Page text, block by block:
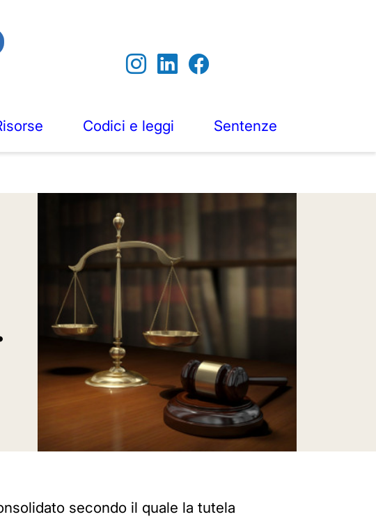
Codici e leggi Sentenze
secondo il quale la tutela